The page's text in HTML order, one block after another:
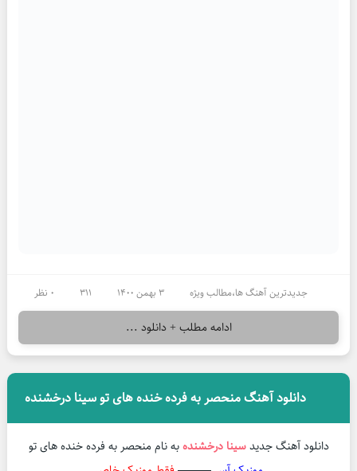
جدیدترین آهنگ ها،مطالب ویژه 3 بهمن 1400 311 0 نظر
ادامه مطلب + دانلود ...
دانلود آهنگ منحصر به فرده خنده های تو سینا درخشنده
دانلود آهنگ جدیدسینا درخشندهبه نام منحصر به فرده خنده های تو